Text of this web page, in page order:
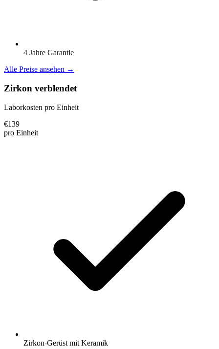
4 Jahre Garantie
Alle Preise ansehen →
Zirkon verblendet
Laborkosten pro Einheit
€139
pro Einheit
Zirkon-Gerüst mit Keramik